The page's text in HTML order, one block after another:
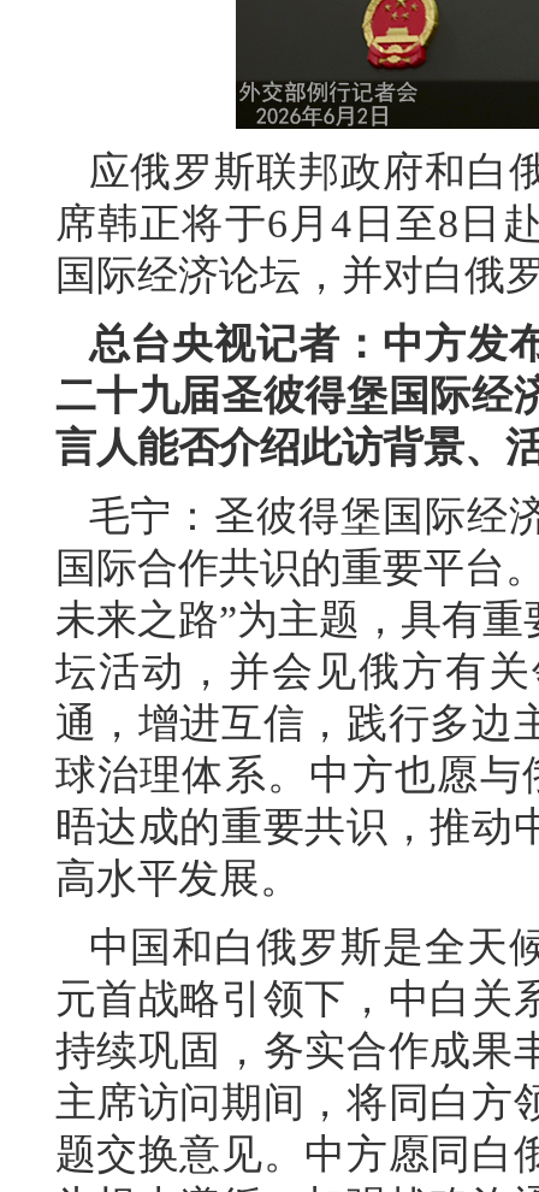
应俄罗斯联邦政府和白
席韩正将于6月4日至8日
国际经济论坛，并对白俄
总台央视记者：中方发
二十九届圣彼得堡国际经
言人能否介绍此访背景、
毛宁：圣彼得堡国际经
国际合作共识的重要平台
未来之路”为主题，具有
坛活动，并会见俄方有
通，增进互信，践行多边
球治理体系。中方也愿
晤达成的重要共识，推动
高水平发展。
中国和白俄罗斯是全天
元首战略引领下，中白关
持续巩固，务实合作成果
主席访问期间，将同白方
题交换意见。中方愿同白